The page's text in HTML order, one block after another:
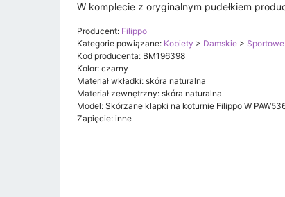
W komplecie z oryginalnym pudełkiem
Producent: Filippo
Kategorie powiązane: Kobiety > Damskie > Sportowe
Kod producenta: BM196398
Kolor: czarny
Materiał wkładki: skóra naturalna
Materiał zewnętrzny: skóra naturalna
Model: Skórzane klapki na koturnie Filippo W
Zapięcie: inne